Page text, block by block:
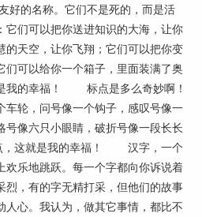
的名称。它们不是死的，而是活
它们可以把你送进知识的大海，让你
的天空，让你飞翔；它们可以把你变
们可以给你一个箱子，里面装满了奥
我的幸福！ 标点是多么奇妙啊！
车轮，问号像一个钩子，感叹号像一
号像六只小眼睛，破折号像一段长长
，这就是我的幸福！ 汉字，一个
欢乐地跳跃。每一个字都向你诉说着
烈，有的字无精打采，但他们的故事
人心。我认为，做其它事情，都比不